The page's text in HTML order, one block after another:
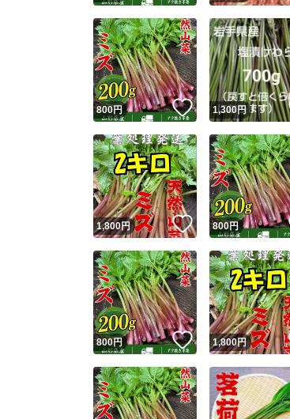
800円 いいね！
1,300円
1,800円 いいね！
800円
800円 いいね！
1,800円